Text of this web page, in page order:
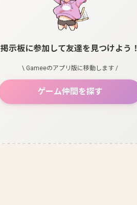
掲示板に参加して友達を見つけよう！
\ Gameeのアプリ版に移動します /
ゲーム仲間を探す